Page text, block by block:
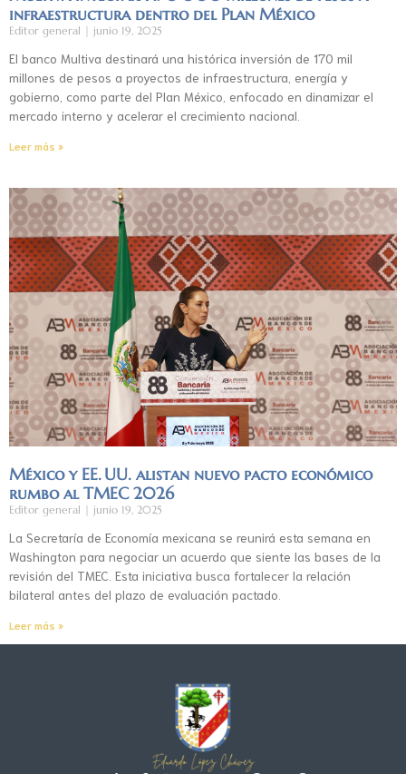
infraestructura dentro del Plan México
Editor general junio 19, 2025
El banco Multiva destinará una histórica inversión de 170 mil
millones de pesos a proyectos de infraestructura, energía y
gobierno, como parte del Plan México, enfocado en dinamizar el
mercado interno y acelerar el crecimiento nacional.
Leer más »
México y EE. UU. alistan nuevo pacto económico
rumbo al TMEC 2026
Editor general junio 19, 2025
La Secretaría de Economía mexicana se reunirá esta semana en
Washington para negociar un acuerdo que siente las bases de la
revisión del TMEC. Esta iniciativa busca fortalecer la relación
bilateral antes del plazo de evaluación pactado.
Leer más »